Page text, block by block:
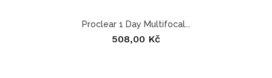
Proclear 1 Day Multifocal...
508,00 Kč